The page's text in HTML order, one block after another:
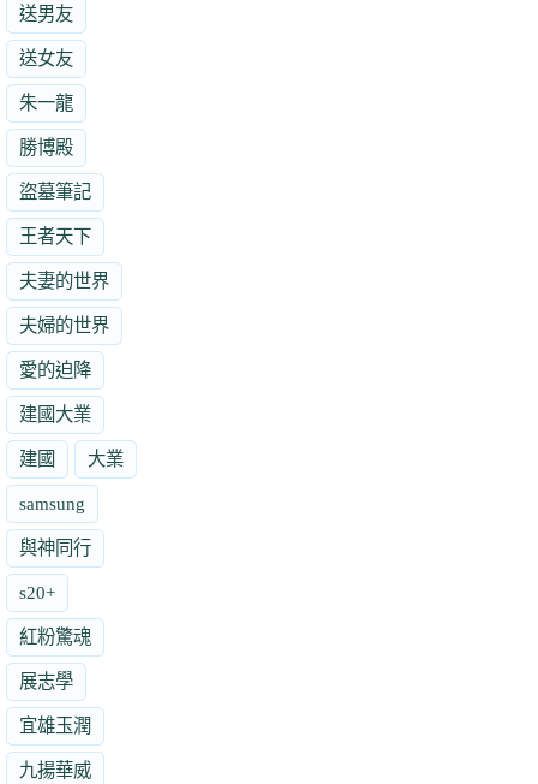
送男友
送女友
朱一龍
勝博殿
盜墓筆記
王者天下
夫妻的世界
夫婦的世界
愛的迫降
建國大業
建國 大業
samsung
與神同行
s20+
紅粉驚魂
展志學
宜雄玉潤
九揚華威